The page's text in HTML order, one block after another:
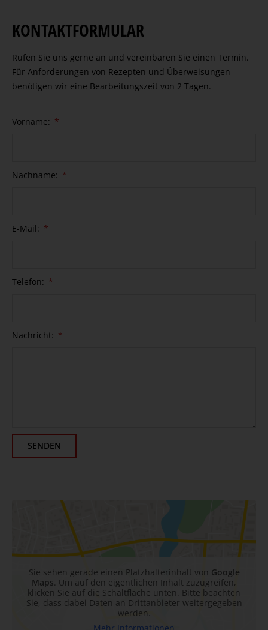
KONTAKTFORMULAR
Rufen Sie uns gerne an und vereinbaren Sie einen Termin.
Für Anforderungen von Rezepten und Überweisungen
benötigen wir eine Bearbeitungszeit von 2 Tagen.
Vorname:
Nachname:
E-Mail:
Telefon:
Nachricht:
SENDEN
Sie sehen gerade einen Platzhalterinhalt von Google
Maps . Um auf den eigentlichen Inhalt zuzugreifen,
klicken Sie auf die Schaltfläche unten. Bitte beachten
Sie, dass dabei Daten an Drittanbieter weitergegeben
werden.